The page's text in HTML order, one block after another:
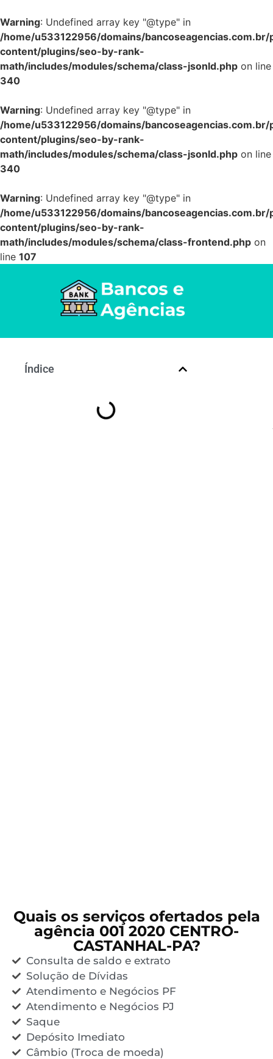
Warning: Undefined array key "@type" in
/home/u533122956/domains/
content/plugins/seo-by-rank-
math/includes/modules/schema/class-jsonld.php on line
340
Warning: Undefined array key "@type" in
/home/u533122956/domains/
content/plugins/seo-by-rank-
math/includes/modules/schema/class-jsonld.php on line
340
Warning: Undefined array key "@type" in
/home/u533122956/domains/
content/plugins/seo-by-rank-
math/includes/modules/schema/class-frontend.php on
line 107
Índice
Quais os serviços ofertados pela
agência 001 2020 CENTRO-
CASTANHAL-PA?
Consulta de saldo e extrato
Solução de Dívidas
Atendimento e Negócios PF
Atendimento e Negócios PJ
Saque
Depósito Imediato
Câmbio (Troca de moeda)